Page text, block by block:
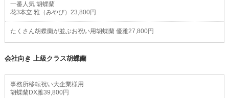
一番人気 胡蝶蘭
花3本立 雅（みやび）23,800円
たくさん胡蝶蘭が並ぶお祝い用胡蝶蘭 優雅27,800円
会社向き 上級クラス胡蝶蘭
事務所移転祝い大企業様用
胡蝶蘭DX雅39,800円